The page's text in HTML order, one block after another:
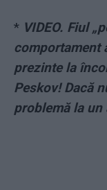
* VIDEO. Fiul
comportament
prezinte la
Peskov! Dacă
problemă la un